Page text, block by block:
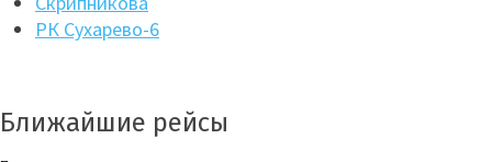
РК Сухарево-6
Ближайшие рейсы